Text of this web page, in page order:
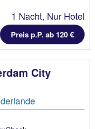
1 Nacht, Nur Hotel
Preis p.P. ab 120 €
City